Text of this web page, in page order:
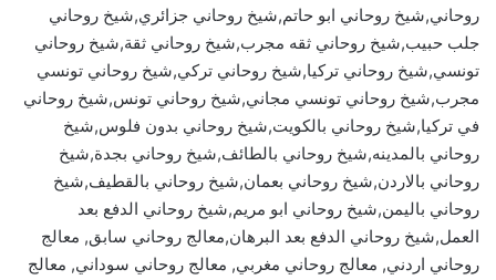
روحاني,شيخ روحاني ابو حاتم,شيخ روحاني جزائري,شيخ روحاني
جلب حبيب,شيخ روحاني ثقه مجرب,شيخ روحاني ثقة,شيخ روحاني
تونسي,شيخ روحاني تركيا,شيخ روحاني تركي,شيخ روحاني تونسي
مجرب,شيخ روحاني تونسي مجاني,شيخ روحاني تونس,شيخ روحاني
في تركيا,شيخ روحاني بالكويت,شيخ روحاني بدون فلوس,شيخ
روحاني بالمدينه,شيخ روحاني بالطائف,شيخ روحاني بجدة,شيخ
روحاني بالاردن,شيخ روحاني بعمان,شيخ روحاني بالقطيف,شيخ
روحاني باليمن,شيخ روحاني ابو مريم,شيخ روحاني الدفع بعد
العمل,شيخ روحاني الدفع بعد البرهان,معالج روحاني سابق, معالج
روحاني اردني, معالج روحاني مغربي, معالج روحاني سوداني, معالج